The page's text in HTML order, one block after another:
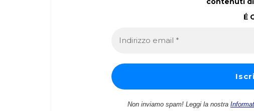
É
Non inviamo spam! Leggi la nostra